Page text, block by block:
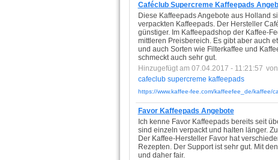
Caféclub Supercreme Kaffeepads
Diese Kaffeepads Angebote aus Holland
verpackten Kaffeepads. Der Hersteller
günstiger. Im Kaffeepadshop der Kaffee-
mittleren Preisbereich. Es gibt aber auch
und auch Sorten wie Filterkaffee und
schmeckt auch sehr gut.
Hinzugefügt am 07.04.2017 - 11:21:57 von
cafeclub supercreme kaffeepads
https://www.kaffee-fee.com/kaffeefee_de/kaffee/
Favor Kaffeepads Angebote
Ich kenne Favor Kaffeepads bereits seit
sind einzeln verpackt und halten länger.
Der Kaffee-Hersteller Favor hat
Rezepten. Der Support ist sehr gut. Mit
und daher fair.